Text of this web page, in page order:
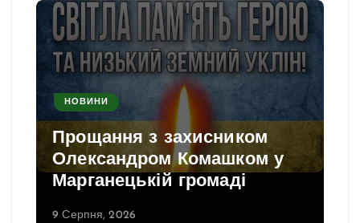
НОВИНИ
Прощання з захисником
Олександром Комашком у
Марганецькій громаді
9 Серпня, 2026